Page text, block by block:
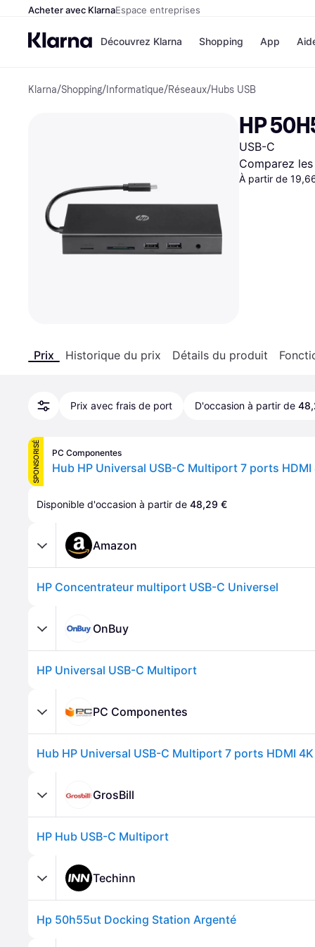
Acheter avec KlarnaEspace entreprises
Découvrez Klarna
Options de
paiement
Payer maintenant
Paiement en 3 fois
Paiement à 30 jours
Klarna sur Apple Pay
Shopping
Airbnb
Temu
JD Sports
App
Klarna/Shopping/ Informatique/Réseaux/Hubs USB
HP
USB-C
Comparez
À partir de
Prix Historique du prix Détails du produit
Prix avec frais de port D'occasion à partir de
SPONSORISÉ PC Componentes
Disponible d'occasion à partir de 48,29 €
Amazon
HP Concentrateur multiport USB-C Universel
OnBuy
HP Universal USB-C Multiport
PC Componentes
GrosBill
HP Hub USB-C Multiport
Techinn
Hp 50h55ut Docking Station Argenté